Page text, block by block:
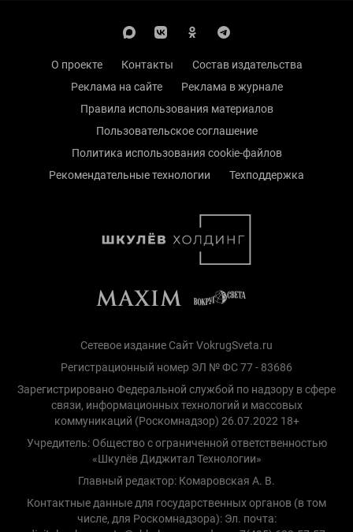
О проекте Контакты
Состав издательства
Реклама на сайте
Реклама в журнале
Правила использования материалов
Пользовательское соглашение
Политика использования cookie-файлов
Рекомендательные технологии
Техподдержка
Сетевое издание Сайт VokrugSveta.ru
Регистрационный номер ЭЛ № ФС 77 - 83686
Зарегистрировано Федеральной службой по надзору в сфере
связи, информационных технологий и массовых
коммуникаций (Роскомнадзор) 26.07.2022 18+
Учредитель: Общество с ограниченной ответственностью
«Шкулёв Диджитал Технологии»
Главный редактор: Комаровская А. В.
Контактные данные для государственных органов (в том
числе, для Роскомнадзора): Эл. почта: